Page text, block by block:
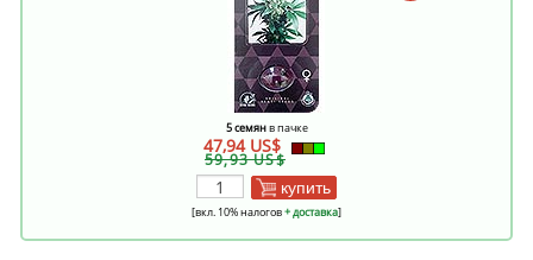
5 семянв пачке
47,94 US$
59,93 US$
купить
[вкл. 10% налогов+ доставка]